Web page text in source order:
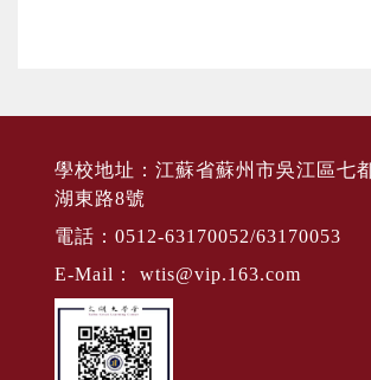
學校地址：江蘇省蘇州市吳江區七
湖東路8號
電話：0512-63170052/63170053
E-Mail： wtis@vip.163.com